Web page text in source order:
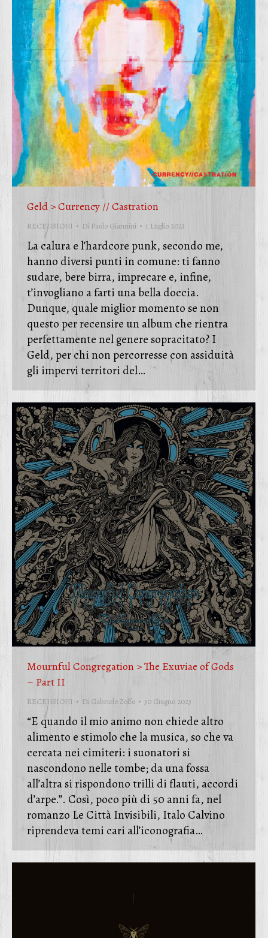
Geld > Currency // Castration
RECENSIONI Di Paolo Giannini 1 Luglio 2023
La calura e l’hardcore punk, secondo me,
hanno diversi punti in comune: ti fanno
sudare, bere birra, imprecare e, infine,
t’invogliano a farti una bella doccia.
Dunque, quale miglior momento se non
questo per recensire un album che rientra
perfettamente nel genere sopracitato? I
Geld, per chi non percorresse con assiduità
gli impervi territori del…
Mournful Congregation > The Exuviae of Gods
– Part II
RECENSIONI Di Gabriele Zolfo 30 Giugno 2023
“E quando il mio animo non chiede altro
alimento e stimolo che la musica, so che va
cercata nei cimiteri: i suonatori si
nascondono nelle tombe; da una fossa
all’altra si rispondono trilli di flauti, accordi
d’arpe.”. Così, poco più di 50 anni fa, nel
romanzo Le Città Invisibili, Italo Calvino
riprendeva temi cari all’iconografia…